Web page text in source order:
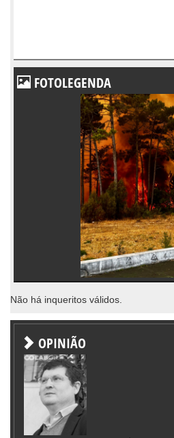
FOTOLEGENDA
Não há inqueritos válidos.
OPINIÃO